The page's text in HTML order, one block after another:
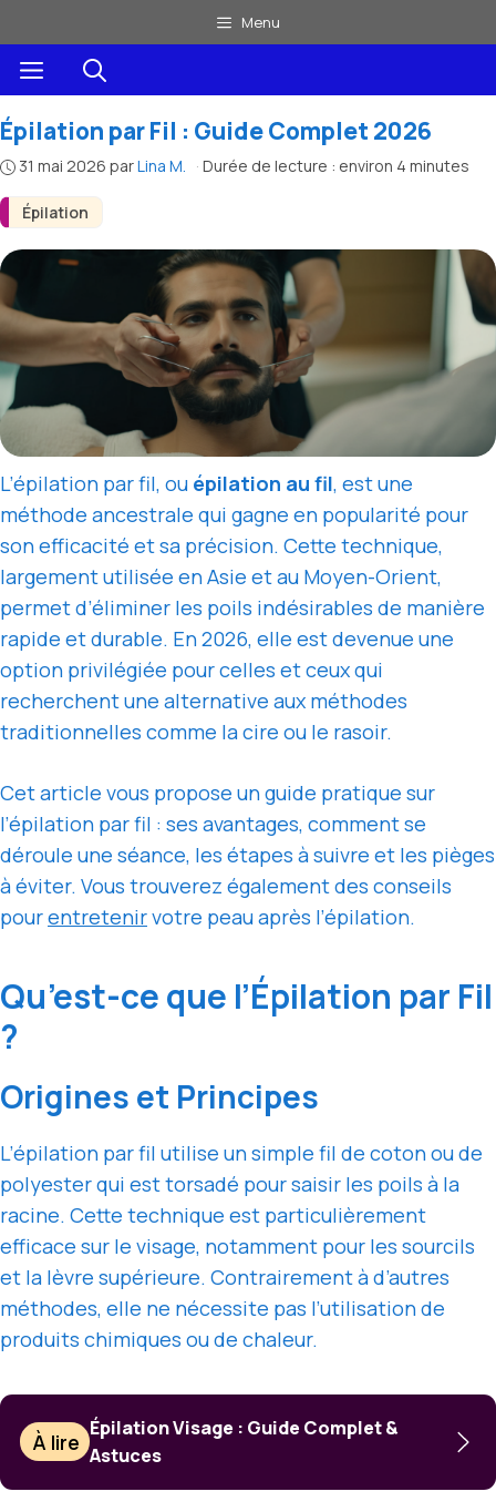
au
contenu
Menu
Menu
Épilation
Épilation par Fil : Guide Complet 2026
31 mai 2026 parLina M. · Durée de lecture : environ 4 minutes
L’épilation par fil, ou épilation au fil, est une
méthode ancestrale qui gagne en popularité pour
son efficacité et sa précision. Cette technique,
largement utilisée en Asie et au Moyen-Orient,
permet d’éliminer les poils indésirables de manière
rapide et durable. En 2026, elle est devenue une
option privilégiée pour celles et ceux qui
recherchent une alternative aux méthodes
traditionnelles comme la cire ou le rasoir.
Cet article vous propose un guide pratique sur
l’épilation par fil : ses avantages, comment se
déroule une séance, les étapes à suivre et les pièges
à éviter. Vous trouverez également des conseils
pourentretenirvotre peau après l’épilation.
Qu’est-ce que l’Épilation par Fil
?
Origines et Principes
L’épilation par fil utilise un simple fil de coton ou de
polyester qui est torsadé pour saisir les poils à la
racine. Cette technique est particulièrement
efficace sur le visage, notamment pour les sourcils
et la lèvre supérieure. Contrairement à d’autres
méthodes, elle ne nécessite pas l’utilisation de
produits chimiques ou de chaleur.
À lire
Épilation Visage : Guide Complet &
Astuces